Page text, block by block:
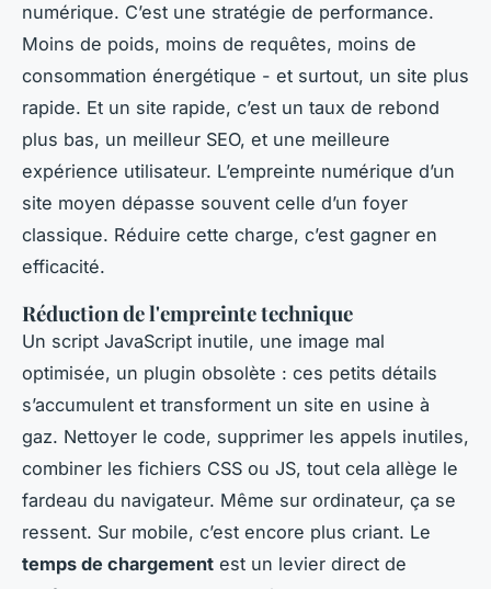
numérique. C’est une stratégie de performance.
Moins de poids, moins de requêtes, moins de
consommation énergétique - et surtout, un site plus
rapide. Et un site rapide, c’est un taux de rebond
plus bas, un meilleur SEO, et une meilleure
expérience utilisateur. L’empreinte numérique d’un
site moyen dépasse souvent celle d’un foyer
classique. Réduire cette charge, c’est gagner en
efficacité.
Réduction de l'empreinte technique
Un script JavaScript inutile, une image mal
optimisée, un plugin obsolète : ces petits détails
s’accumulent et transforment un site en usine à
gaz. Nettoyer le code, supprimer les appels inutiles,
combiner les fichiers CSS ou JS, tout cela allège le
fardeau du navigateur. Même sur ordinateur, ça se
ressent. Sur mobile, c’est encore plus criant. Le
temps de chargement est un levier direct de